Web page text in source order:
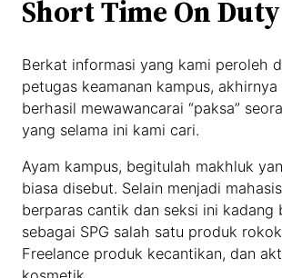
Short Time On Duty
Berkat informasi yang kami peroleh
petugas keamanan kampus,
berhasil mewawancarai “paksa”
yang selama ini kami cari.
Ayam kampus, begitulah makhluk
biasa disebut. Selain menjadi
berparas cantik dan seksi ini kadang
sebagai SPG salah satu produk
Freelance produk kecantikan, dan